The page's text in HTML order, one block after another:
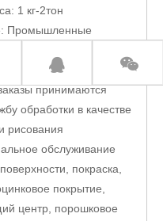
1 кг-2тон
Промышленные
Valvealves.
принимаются
обработки в качестве
рисования
обслуживание
покраска,
покрытие,
центр, порошковое